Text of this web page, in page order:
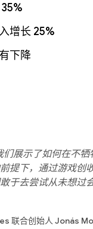
增长 25%
下降
们展示了如何在不牺
提下，通过游戏创
于去尝试从未想过
联合创始人 Jonás